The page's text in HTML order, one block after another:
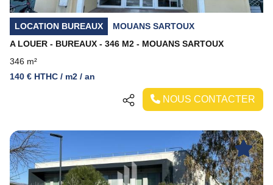
LOCATION BUREAUX
MOUANS SARTOUX
A LOUER - BUREAUX - 346 M2 - MOUANS SARTOUX
346 m²
140 € HTHC / m2 / an
NOUS CONTACTER